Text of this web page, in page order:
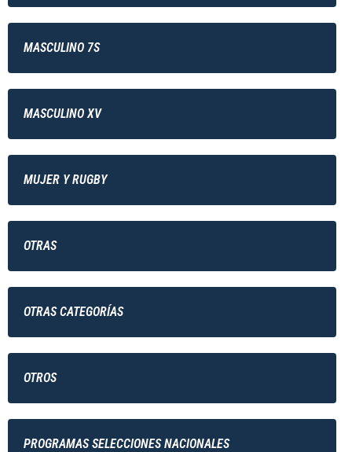
MASCULINO 7S
MASCULINO XV
MUJER Y RUGBY
OTRAS
OTRAS CATEGORÍAS
OTROS
PROGRAMAS SELECCIONES NACIONALES